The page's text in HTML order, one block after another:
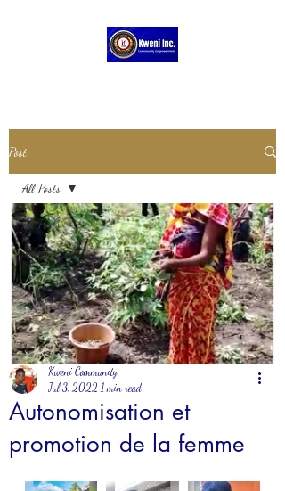
Post
All Posts
pygmy
All Posts
Autonomisation et
promotion de la femme
Kweni Community
Jul 3, 2022 1 min read